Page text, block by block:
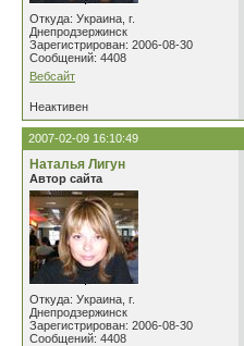
Откуда: Украина, г.
Днепродзержинск
Зарегистрирован: 2006-08-30
Сообщений: 4408
Вебсайт
Неактивен
2007-02-09 16:10:49
Наталья Лигун
Автор сайта
Откуда: Украина, г.
Днепродзержинск
Зарегистрирован: 2006-08-30
Сообщений: 4408